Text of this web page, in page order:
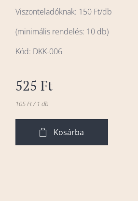
Viszonteladóknak: 150 Ft/db
(minimális rendelés: 10 db)
Kód: DKK-006
525 Ft
105 Ft / 1 db
Kosárba